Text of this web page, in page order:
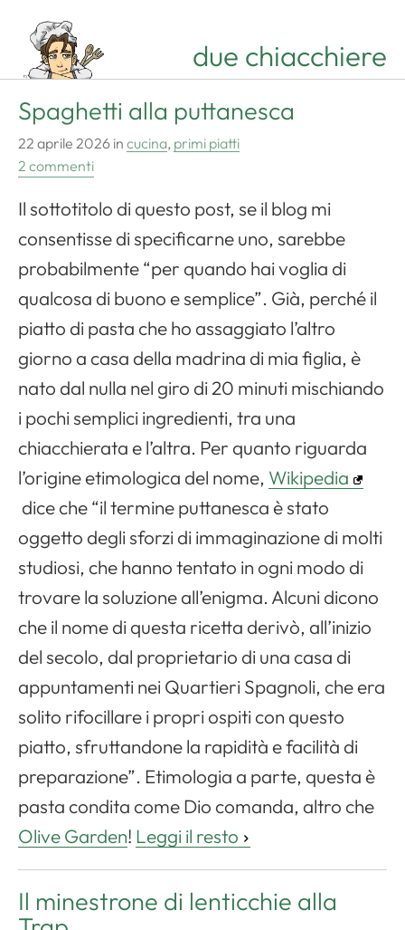
due chiacchiere
Spaghetti alla puttanesca
22 aprile 2026 in cucina, primi piatti
2 commenti
Il sottotitolo di questo post, se il blog mi
consentisse di specificarne uno, sarebbe
probabilmente “per quando hai voglia di
qualcosa di buono e semplice”. Già, perché il
piatto di pasta che ho assaggiato l’altro
giorno a casa della madrina di mia figlia, è
nato dal nulla nel giro di 20 minuti mischiando
i pochi semplici ingredienti, tra una
chiacchierata e l’altra. Per quanto riguarda
l’origine etimologica del nome, Wikipedia
dice che “il termine puttanesca è stato
oggetto degli sforzi di immaginazione di molti
studiosi, che hanno tentato in ogni modo di
trovare la soluzione all’enigma. Alcuni dicono
che il nome di questa ricetta derivò, all’inizio
del secolo, dal proprietario di una casa di
appuntamenti nei Quartieri Spagnoli, che era
solito rifocillare i propri ospiti con questo
piatto, sfruttandone la rapidità e facilità di
preparazione”. Etimologia a parte, questa è
pasta condita come Dio comanda, altro che
Olive Garden! Leggi il resto
Il minestrone di lenticchie alla